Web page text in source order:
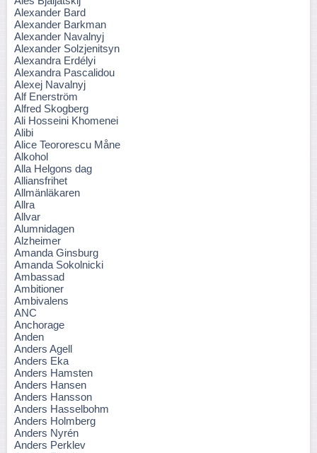
Alexander Bard
Alexander Barkman
Alexander Navalnyj
Alexander Solzjenitsyn
Alexandra Erdélyi
Alexandra Pascalidou
Alexej Navalnyj
Alf Enerström
Alfred Skogberg
Ali Hosseini Khomenei
Alibi
Alice Teororescu Måne
Alkohol
Alla Helgons dag
Alliansfrihet
Allmänläkaren
Allra
Allvar
Alumnidagen
Alzheimer
Amanda Ginsburg
Amanda Sokolnicki
Ambassad
Ambitioner
Ambivalens
ANC
Anchorage
Anden
Anders Agell
Anders Eka
Anders Hamsten
Anders Hansen
Anders Hansson
Anders Hasselbohm
Anders Holmberg
Anders Nyrén
Anders Perklev